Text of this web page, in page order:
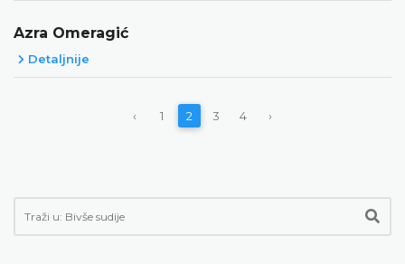
Azra Omeragić
Detaljnije
‹ 1 2 3 4 ›